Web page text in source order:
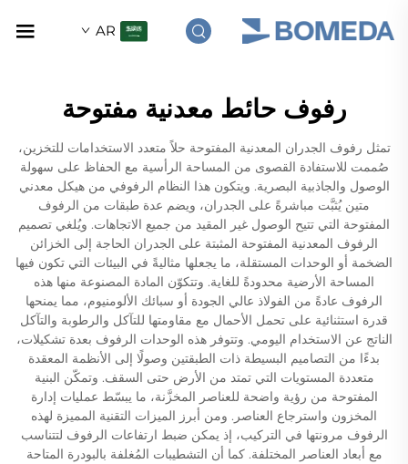
AR
رفوف حائط معدنية مفتوحة
تمثل رفوف الجدران المعدنية المفتوحة حلاً متعدد الاستخدامات للتخزين،
صُممت للاستفادة القصوى من المساحة الرأسية مع الحفاظ على سهولة
الوصول والجاذبية البصرية. ويتكون هذا النظام الرفوفي من هيكل معدني
متين يُثبَّت مباشرةً على الجدران، ويضم عدة طبقات من الرفوف
المفتوحة التي تتيح الوصول غير المقيد من جميع الاتجاهات. ويُلغي تصميم
الرفوف المعدنية المفتوحة المثبتة على الجدران الحاجة إلى الخزائن
الضخمة أو الوحدات المستقلة، ما يجعلها مثاليةً في البيئات التي تكون فيها
المساحة الأرضية محدودةً للغاية. وتتكوّن المادة المصنوعة منها هذه
الرفوف عادةً من الفولاذ عالي الجودة أو سبائك الألومنيوم، مما يمنحها
قدرة استثنائية على تحمل الأحمال مع مقاومتها للتآكل والرطوبة والتآكل
الناتج عن الاستخدام اليومي. وتتوفر هذه الوحدات الرفوف بعدة تشكيلات،
بدءًا من التصاميم البسيطة ذات الطبقتين وصولًا إلى الأنظمة المعقدة
متعددة المستويات التي تمتد من الأرض حتى السقف. وتمكّن البنية
المفتوحة من رؤية واضحة للعناصر المخزَّنة، ما يبسّط عمليات إدارة
المخزون واسترجاع العناصر. ومن أبرز الميزات التقنية المميزة لهذه
الرفوف مرونتها في التركيب، إذ يمكن ضبط ارتفاعات الرفوف لتتناسب
مع أبعاد العناصر المختلفة. كما أن التشطيبات المُغلفة بالبودرة المتاحة